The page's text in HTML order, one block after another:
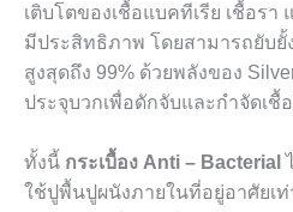
เติบโตของเชื้อแบคทีเรีย เชื้อรา
มีประสิทธิภาพ โดยสามารถยับยั้
สูงสุดถึง 99% ด้วยพลังของ
ประจุบวกเพื่อดักจับและกำจัดเชื้
ทั้งนี้ กระเบื้อง Anti – Bacterial
ใช้ปูพื้นปูผนังภายในที่อยู่อาศัยเท่